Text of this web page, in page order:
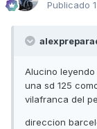
Publicado
Alucino
una sd 125
vilafranca del
direccion